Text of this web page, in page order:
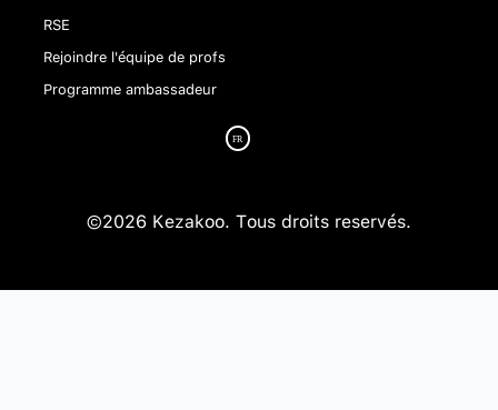
RSE
Rejoindre l'équipe de profs
Programme ambassadeur
©2026 Kezakoo. Tous droits reservés.